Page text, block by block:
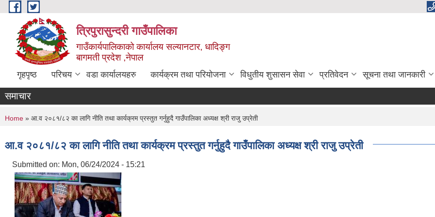
Skip to main content
त्रिपुरासुन्दरी गाउँपालिका
गाउँकार्यपालिकाको कार्यालय सल्यानटार, धादिङ्ग
बागमती प्रदेश ,नेपाल
गृहपृष्ठ परिचय वडा कार्यालयहरु कार्यक्रम तथा परियोजना विधुतीय शुसासन सेवा प्रतिवेदन सूचना तथा जानकारी
समाचार
You are here
Home » आ.व २०८१/८२ का लागि नीति तथा कार्यक्रम प्रस्तुत गर्नुहुदै गाउँपालिका अध्यक्ष श्री राजु उप्रेती
आ.व २०८१/८२ का लागि नीति तथा कार्यक्रम प्रस्तुत गर्नुहुदै गाउँपालिका अध्यक्ष श्री राजु उप्रेती
Submitted on: Mon, 06/24/2024 - 15:21